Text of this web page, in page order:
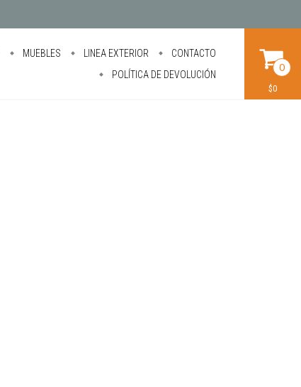
MUEBLES LINEA EXTERIOR
CONTACTO
POLÍTICA DE DEVOLUCIÓN
0
$0